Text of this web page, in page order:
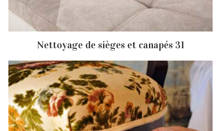
Nettoyage de sièges et canapés 31